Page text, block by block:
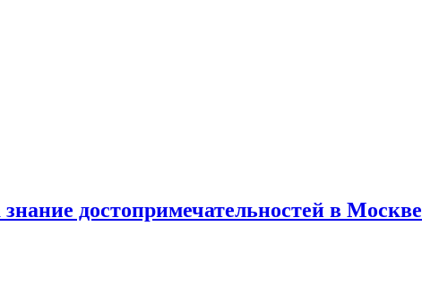
достопримечательностей в Москве